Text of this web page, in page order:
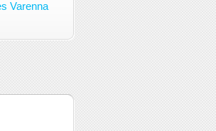
Varenna